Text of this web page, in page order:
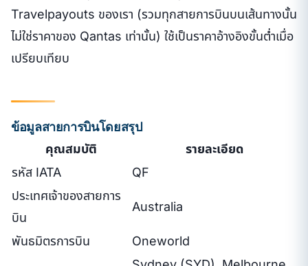
Travelpayouts ของเรา (รวมทุกสายการบินบนเส้นทางนั้น
ไม่ใช่ราคาของ Qantas เท่านั้น) ใช้เป็นราคาอ้างอิงขั้นต่ำเมื่อ
เปรียบเทียบ
ข้อมูลสายการบินโดยสรุป
คุณสมบัติ
รายละเอียด
รหัส IATA
QF
ประเทศเจ้าของสายการ
บิน
Australia
พันธมิตรการบิน
Oneworld